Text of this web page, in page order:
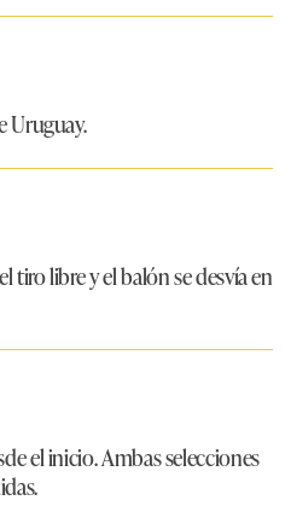
Uruguay.
tiro libre y el balón se desvía en
el inicio. Ambas selecciones